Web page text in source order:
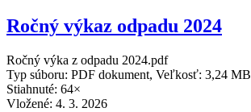
Ročný výkaz odpadu 2024
Ročný výka z odpadu 2024.pdf
Typ súboru: PDF dokument, Veľkosť: 3,24 MB
Stiahnuté: 64×
Vložené: 4. 3. 2026